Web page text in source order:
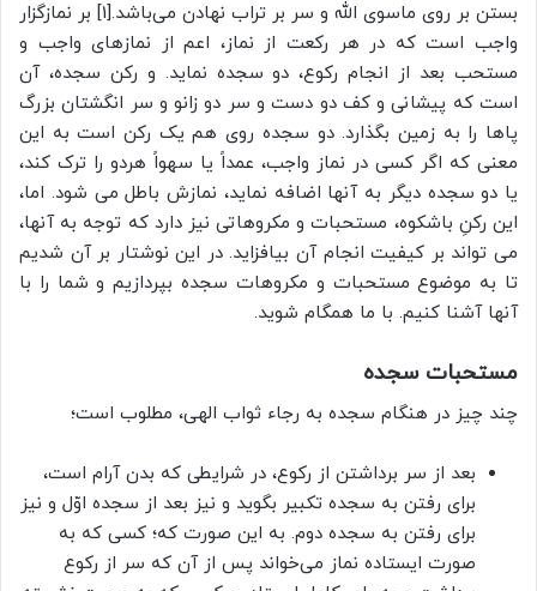
بستن بر روی ماسوی الله و سر بر تراب نهادن می‌باشد.[1] بر نمازگزار
واجب است که در هر رکعت از نماز، اعم از نمازهای واجب و
مستحب بعد از انجام رکوع، دو سجده نماید. و رکن سجده، آن
است که پیشانی و کف دو دست و سر دو زانو و سر انگشتان بزرگ
پاها را به زمین بگذارد. دو سجده روی هم یک رکن است به این
معنی که اگر کسی در نماز واجب، عمداً یا سهواً هردو را ترک کند،
یا دو سجده دیگر به آنها اضافه نماید، نمازش باطل می شود. اما،
این رکنِ باشکوه، مستحبات و مکروهاتی نیز دارد که توجه به آنها،
می تواند بر کیفیت انجام آن بیافزاید. در این نوشتار بر آن شدیم
تا به موضوع مستحبات و مکروهات سجده بپردازیم و شما را با
آنها آشنا کنیم. با ما همگام شوید.
مستحبات سجده
چند چيز در هنگام سجده به رجاء ثواب الهى، مطلوب است؛
بعد از سر برداشتن از ركوع، در شرایطی كه بدن آرام است،
براى رفتن به سجده تكبير بگويد و نیز بعد از سجده اوّل و نيز
براى رفتن به سجده دوم. به این صورت که؛ کسی که به
صورت ایستاده نماز می‌خواند پس از آن که سر از رکوع